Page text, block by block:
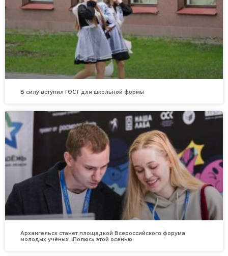
В силу вступил ГОСТ для школьной формы
Архангельск станет площадкой Всероссийского форума
молодых учёных «Полюс» этой осенью